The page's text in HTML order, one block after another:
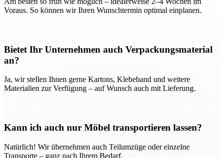
Voraus. So können wir Ihren Wunschtermin optimal einplanen.
Bietet Ihr Unternehmen auch Verpackungsmaterial
an?
Ja, wir stellen Ihnen gerne Kartons, Klebeband und weitere
Materialien zur Verfügung – auf Wunsch auch mit Lieferung.
Kann ich auch nur Möbel transportieren lassen?
Natürlich! Wir übernehmen auch Teilumzüge oder einzelne
Transporte – ganz nach Ihrem Bedarf.